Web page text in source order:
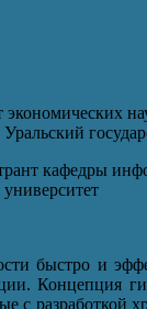
экономических
кафедры
быстро и
Концепция
с разработкой